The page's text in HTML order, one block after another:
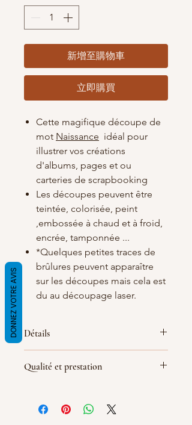
新增至購物車
立即購買
Cette magifique découpe de
mot Naissance idéal pour
illustrer vos créations
d'albums, pages et ou
carteries de scrapbooking
Les découpes peuvent être
teintée, colorisée, peint
,embossée à chaud et à froid,
encrée, tamponnée ...
*Quelques petites traces de
brûlures peuvent apparaître
sur les découpes mais cela est
du au découpage laser.
Détails
1.5 mm d'épaisseur
varier)
Qualité et prestation
les découpes sont réalisé le jour de la
commande, le délai de livraison peut
DONNEZ VOTRE AVIS